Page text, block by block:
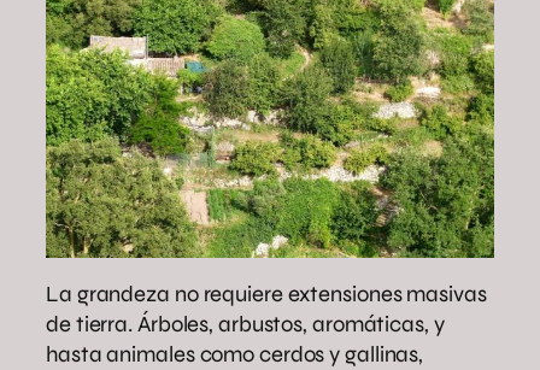
La grandeza no requiere extensiones masivas
de tierra. Árboles, arbustos, aromáticas, y
hasta animales como cerdos y gallinas,